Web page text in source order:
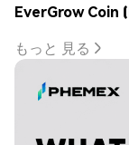
EverGrow Coin
もっと 見る